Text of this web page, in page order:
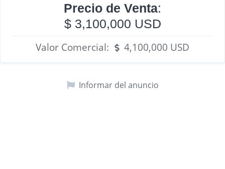
Precio de Venta:
$ 3,100,000 USD
Valor Comercial: 4,100,000 USD
Informar del anuncio